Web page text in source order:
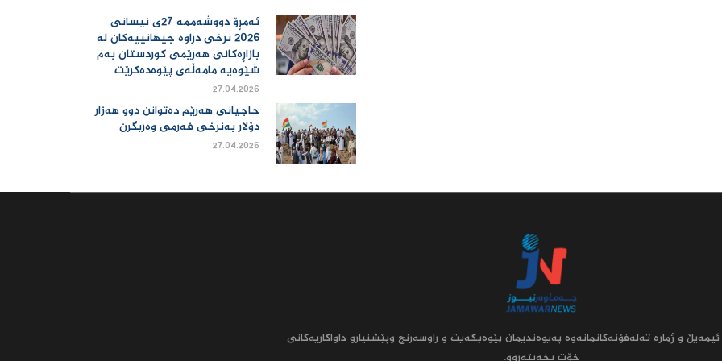
ئەمڕۆ دووشەممە 27ی نیسانی
2026 نرخی دراوە جیهانییەكان لە
بازاڕەكانی هەرێمی كوردستان بەم
شێوەیە مامەڵەی پێوەدەكرێت
27.04.2026
حاجیانی هەرێم دەتوانن دوو هەزار
دۆلار بەنرخی فەرمی وەربگرن
27.04.2026
و ژماره‌ ته‌له‌فۆنه‌کانمانه‌وه‌ په‌یوه‌ندیمان پێوه‌بکه‌یت و راوسه‌رنج وپێشنیارو داواکاریه‌کانى
خۆت بخه‌یته‌روو.